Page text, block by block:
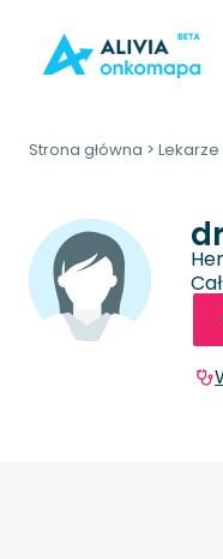
Strona główna > Lekarze
dr